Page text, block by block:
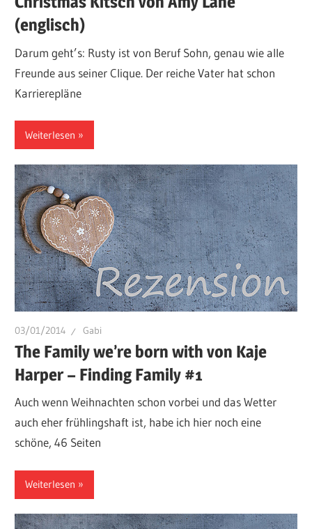
(englisch)
Darum geht’s: Rusty ist von Beruf Sohn, genau wie alle
Freunde aus seiner Clique. Der reiche Vater hat schon
Karrierepläne
Weiterlesen
03/01/2014 Gabi
The Family we’re born with von Kaje
Harper – Finding Family #1
Auch wenn Weihnachten schon vorbei und das Wetter
auch eher frühlingshaft ist, habe ich hier noch eine
schöne, 46 Seiten
Weiterlesen